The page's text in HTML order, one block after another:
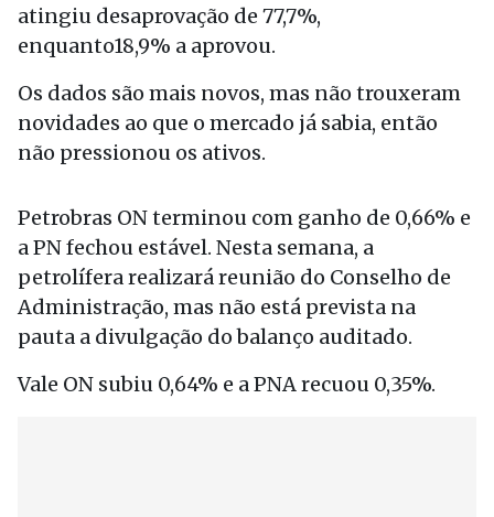
atingiu desaprovação de 77,7%,
enquanto18,9% a aprovou.
Os dados são mais novos, mas não trouxeram
novidades ao que o mercado já sabia, então
não pressionou os ativos.
Petrobras ON terminou com ganho de 0,66% e
a PN fechou estável. Nesta semana, a
petrolífera realizará reunião do Conselho de
Administração, mas não está prevista na
pauta a divulgação do balanço auditado.
Vale ON subiu 0,64% e a PNA recuou 0,35%.